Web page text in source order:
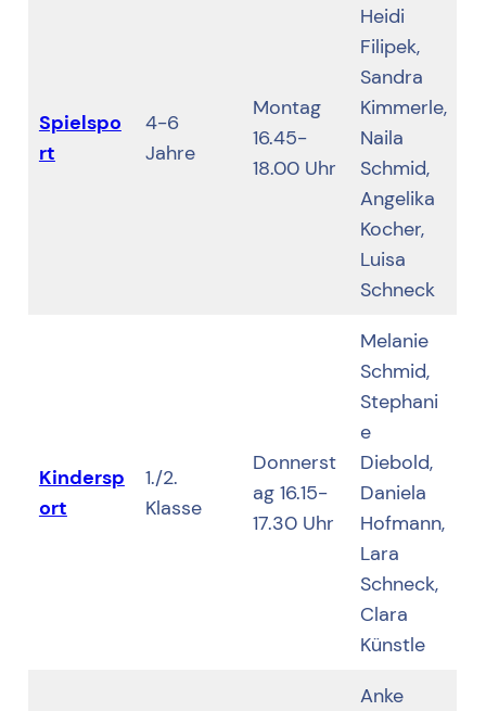
Spielspo
rt
4-6
Jahre
Montag
16.45-
18.00 Uhr
Heidi
Filipek,
Sandra
Kimmerle,
Naila
Schmid,
Angelika
Kocher,
Luisa
Schneck
Kindersp
ort
1./2.
Klasse
Donnerst
ag 16.15-
17.30 Uhr
Melanie
Schmid,
Stephani
e
Diebold,
Daniela
Hofmann,
Lara
Schneck,
Clara
Künstle
Anke